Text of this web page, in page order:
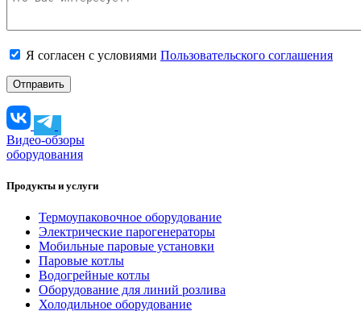
Я согласен с условиями Пользовательского соглашения
Видео-обзоры
оборудования
Продукты и услуги
Термоупаковочное оборудование
Электрические парогенераторы
Мобильные паровые установки
Паровые котлы
Водогрейные котлы
Оборудование для линий розлива
Холодильное оборудование